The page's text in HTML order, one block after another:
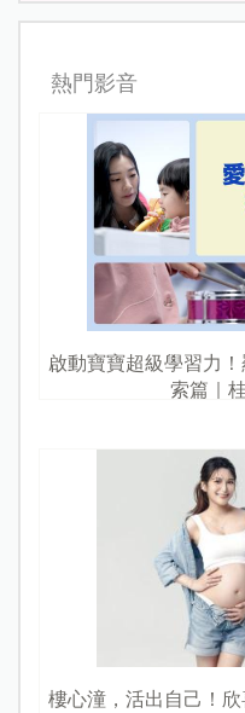
熱門影音
啟動寶寶超級學習力
索篇｜
樓心潼，活出自己！